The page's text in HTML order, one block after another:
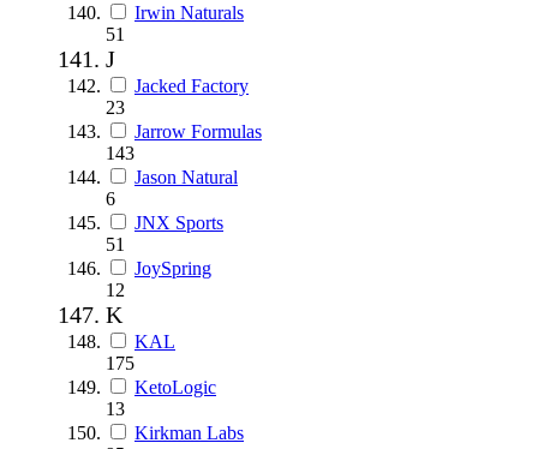
Irwin Naturals
51
J
Jacked Factory
23
Jarrow Formulas
143
Jason Natural
6
JNX Sports
51
JoySpring
12
K
KAL
175
KetoLogic
13
Kirkman Labs